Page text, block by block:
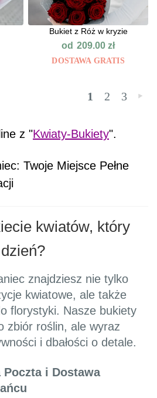
Bukiet z Róż w kryzie
od 209.00zł
DOSTAWA GRATIS
1 2 3 »
z "Kwiaty-Bukiety".
Twoje Miejsce Pełne
kwiatów, który
znajdziesz nie tylko
kwiatowe, ale także
florystyki. Nasze bukiety
zbiór roślin, ale wyraz
i dbałości o detale.
i Dostawa